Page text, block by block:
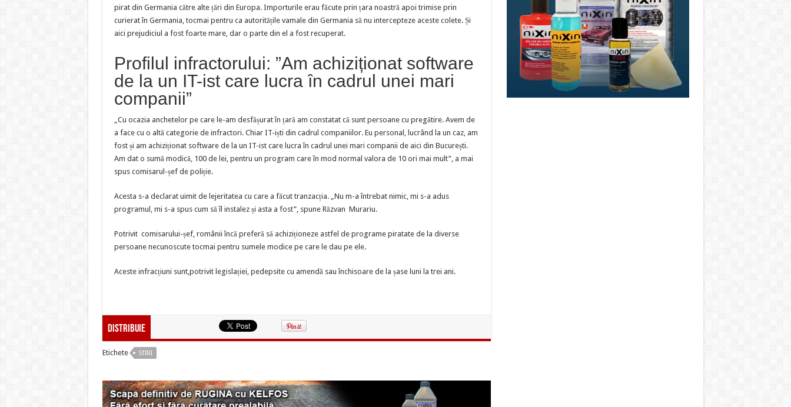
pirat din Germania către alte țări din Europa. Importurile erau făcute prin țara noastră apoi trimise prin
curierat în Germania, tocmai pentru ca autoritățile vamale din Germania să nu intercepteze aceste colete. Și
aici prejudiciul a fost foarte mare, dar o parte din el a fost recuperat.
Profilul infractorului: ”Am achiziționat software
de la un IT-ist care lucra în cadrul unei mari
companii”
„Cu ocazia anchetelor pe care le-am desfășurat în țară am constatat că sunt persoane cu pregătire. Avem de
a face cu o altă categorie de infractori. Chiar IT-iști din cadrul companiilor. Eu personal, lucrând la un caz, am
fost și am achiziționat software de la un IT-ist care lucra în cadrul unei mari companii de aici din București.
Am dat o sumă modică, 100 de lei, pentru un program care în mod normal valora de 10 ori mai mult”, a mai
spus comisarul-șef de poliție.
Acesta s-a declarat uimit de lejeritatea cu care a făcut tranzacția. „Nu m-a întrebat nimic, mi s-a adus
programul, mi s-a spus cum să îl instalez și asta a fost”, spune Răzvan Murariu.
Potrivit comisarului-șef, românii încă preferă să achiziționeze astfel de programe piratate de la diverse
persoane necunoscute tocmai pentru sumele modice pe care le dau pe ele.
Aceste infracțiuni sunt,potrivit legislației, pedepsite cu amendă sau închisoare de la șase luni la trei ani.
Distribuie
Etichete STIRI